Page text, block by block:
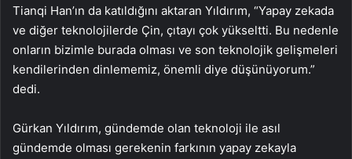
Tianqi Han’ın da katıldığını aktaran Yıldırım, “Yapay zekada
ve diğer teknolojilerde Çin, çıtayı çok yükseltti. Bu nedenle
onların bizimle burada olması ve son teknolojik gelişmeleri
kendilerinden dinlememiz, önemli diye düşünüyorum.”
dedi.
Gürkan Yıldırım, gündemde olan teknoloji ile asıl
gündemde olması gerekenin farkının yapay zekayla